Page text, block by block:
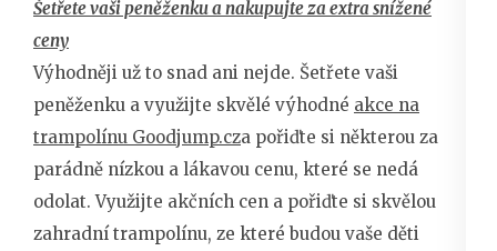
Šetřete vaši peněženku a nakupujte za extra snížené
ceny
Výhodněji už to snad ani nejde. Šetřete vaši
peněženku a využijte skvělé výhodné akce na
trampolínu Goodjump.cza pořiďte si některou za
parádně nízkou a lákavou cenu, které se nedá
odolat. Využijte akčních cen a pořiďte si skvělou
zahradní trampolínu, ze které budou vaše děti